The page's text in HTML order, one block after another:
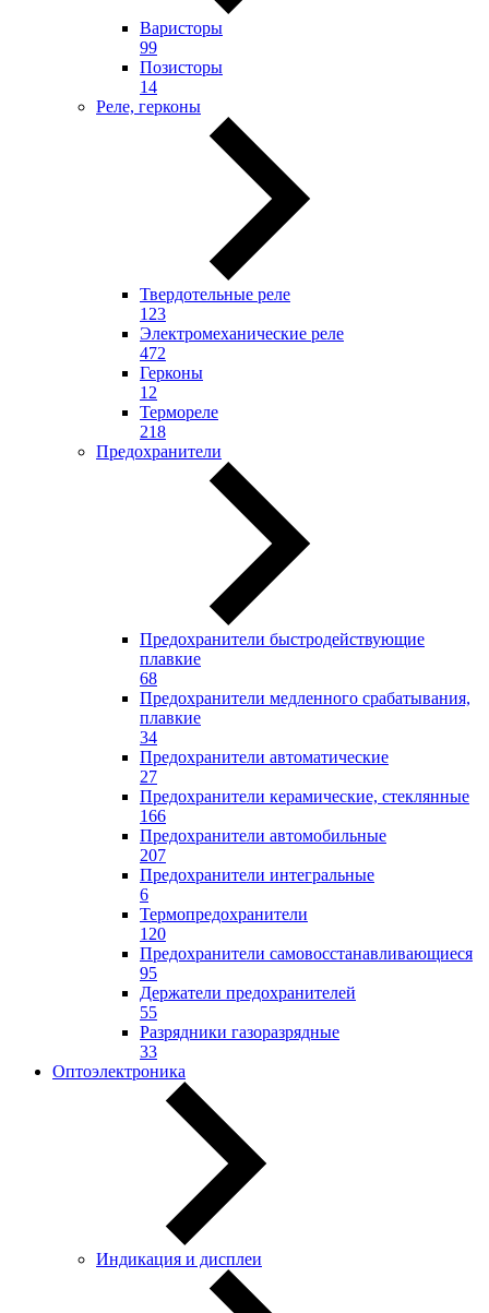
Варисторы
99
Позисторы
14
Реле, герконы
Твердотельные реле
123
Электромеханические реле
472
Герконы
12
Термореле
218
Предохранители
Предохранители быстродействующие
плавкие
68
Предохранители медленного срабатывания,
плавкие
34
Предохранители автоматические
27
Предохранители керамические, стеклянные
166
Предохранители автомобильные
207
Предохранители интегральные
6
Термопредохранители
120
Предохранители самовосстанавливающиеся
95
Держатели предохранителей
55
Разрядники газоразрядные
33
Оптоэлектроника
Индикация и дисплеи